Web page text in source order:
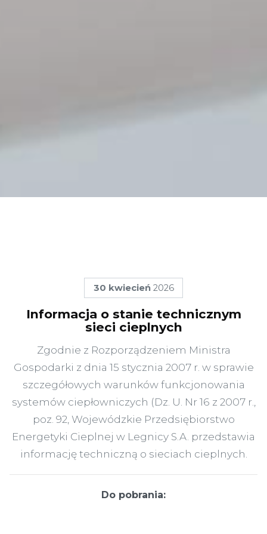
30 kwiecień2026
Informacja o stanie technicznym
sieci cieplnych
Zgodnie z Rozporządzeniem Ministra
Gospodarki z dnia 15 stycznia 2007 r. w sprawie
szczegółowych warunków funkcjonowania
systemów ciepłowniczych (Dz. U. Nr 16 z 2007 r.,
poz. 92, Wojewódzkie Przedsiębiorstwo
Energetyki Cieplnej w Legnicy S.A. przedstawia
informację techniczną o sieciach cieplnych.
Do pobrania: